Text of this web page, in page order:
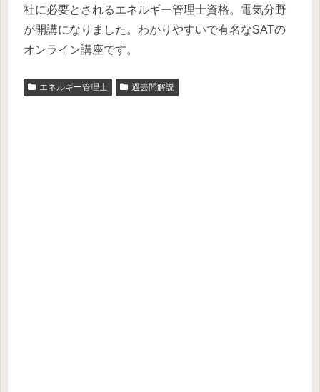
社に必要とされるエネルギー管理士資格。電気分野
が開講になりました。わかりやすいで有名なSATの
オンライン講座です。
エネルギー管理士 過去問解説